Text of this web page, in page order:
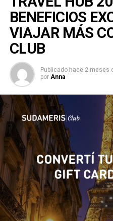
BENEFICIOS
VIAJAR MÁS
CLUB
Publicado hace 2 meses
por Anna